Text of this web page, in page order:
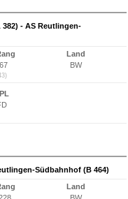
- AS Reutlingen-
Land
BW
Südbahnhof (B 464)
Land